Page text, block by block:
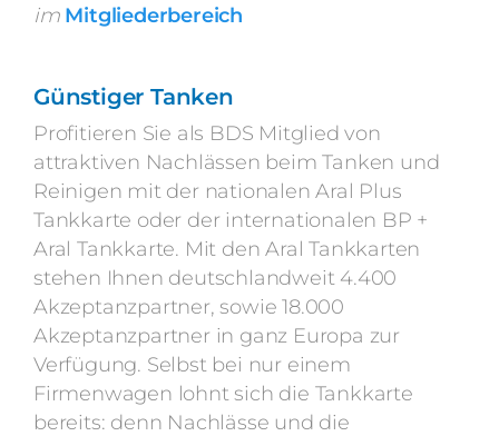
im Mitgliederbereich
Günstiger Tanken
Profitieren Sie als BDS Mitglied von
attraktiven Nachlässen beim Tanken und
Reinigen mit der nationalen Aral Plus
Tankkarte oder der internationalen BP +
Aral Tankkarte. Mit den Aral Tankkarten
stehen Ihnen deutschlandweit 4.400
Akzeptanzpartner, sowie 18.000
Akzeptanzpartner in ganz Europa zur
Verfügung. Selbst bei nur einem
Firmenwagen lohnt sich die Tankkarte
bereits: denn Nachlässe und die